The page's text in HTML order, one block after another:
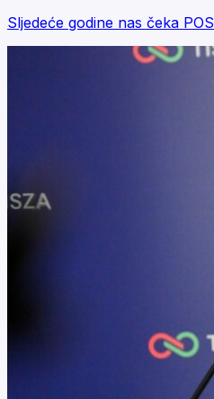
Sljedeće godine nas čeka